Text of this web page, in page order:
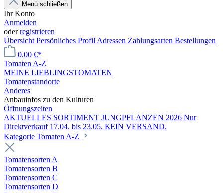
Menü schließen
Ihr Konto
Anmelden
oderregistrieren
Übersicht Persönliches Profil Adressen Zahlungsarten Bestellungen
0,00 €*
Tomaten A-Z
MEINE LIEBLINGSTOMATEN
Tomatenstandorte
Anderes
Anbauinfos zu den Kulturen
Öffnungszeiten
AKTUELLES SORTIMENT JUNGPFLANZEN 2026 Nur
Direktverkauf 17.04. bis 23.05. KEIN VERSAND.
Kategorie Tomaten A-Z
Tomatensorten A
Tomatensorten B
Tomatensorten C
Tomatensorten D